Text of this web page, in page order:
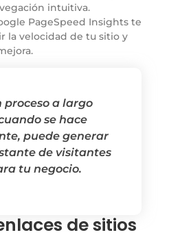
intuitiva.
PageSpeed Insights te
la velocidad de tu sitio y
proceso a largo
se hace
puede generar
de visitantes
tu negocio.
de sitios